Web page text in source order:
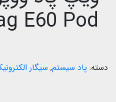
E60 Pod
دسته: پاد سیستم, سیگار